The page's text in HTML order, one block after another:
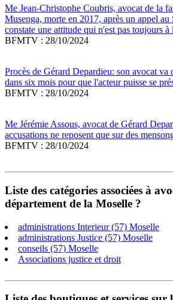
Me Jean-Christophe Coubris, avocat de la
Musenga, morte en 2017, après un appel au
constate une attitude qui n'est pas toujours
BFMTV : 28/10/2024
Procès de Gérard Depardieu: son avocat va
dans six mois pour que l'acteur puisse se
BFMTV : 28/10/2024
Me Jérémie Assous, avocat de Gérard
accusations ne reposent que sur des
BFMTV : 28/10/2024
Liste des catégories associées à
département de la Moselle ?
administrations Interieur (57) Moselle
administrations Justice (57) Moselle
conseils (57) Moselle
Associations justice et droit